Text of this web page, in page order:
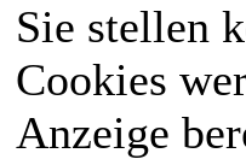
Sie stellen
Cookies
Anzeige